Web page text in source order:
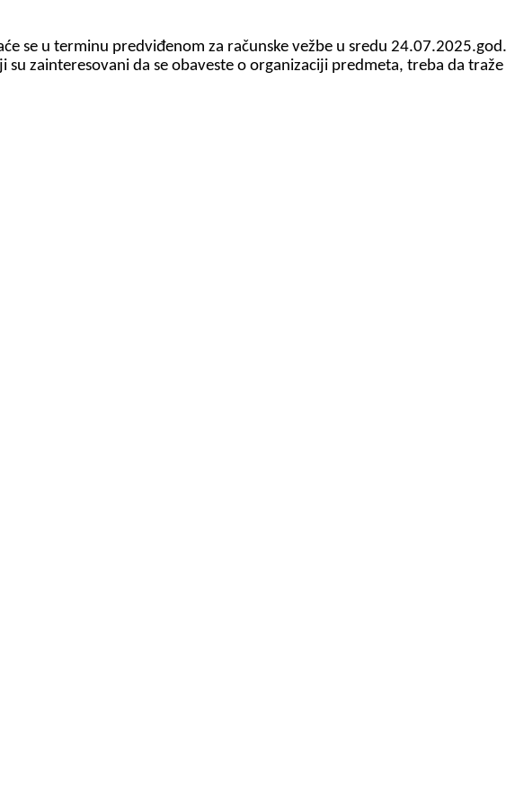
se u terminu predviđenom za računske vežbe u sredu 24.07.2025.god.
su zainteresovani da se obaveste o organizaciji predmeta, treba da traže